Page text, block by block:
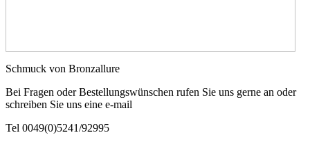
Schmuck von Bronzallure
Bei Fragen oder Bestellungswünschen rufen Sie uns gerne an oder
schreiben Sie uns eine e-mail
Tel 0049(0)5241/92995